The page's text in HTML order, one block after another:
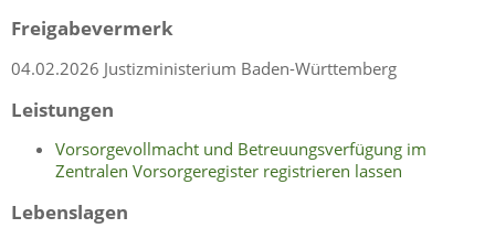
Freigabevermerk
04.02.2026 Justizministerium Baden-Württemberg
Leistungen
Vorsorgevollmacht und Betreuungsverfügung im
Zentralen Vorsorgeregister registrieren lassen
Lebenslagen